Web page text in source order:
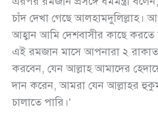
চাঁদ দেখা গেছে আলহামদুলিল্লাহ।
আহ্বান আমি দেশবাসীর কাছে করতে
এই রমজান মাসে আপনারা ২
করবেন, যেন আল্লাহ আমাদের
দান করেন, আমরা যেন আল্লাহর
চালাতে পারি।’